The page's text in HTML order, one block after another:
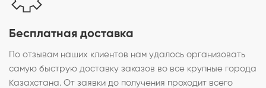
Бесплатная доставка
По отзывам наших клиентов нам удалось организовать
самую быструю доставку заказов во все крупные города
Казахстана. От заявки до получения проходит всего